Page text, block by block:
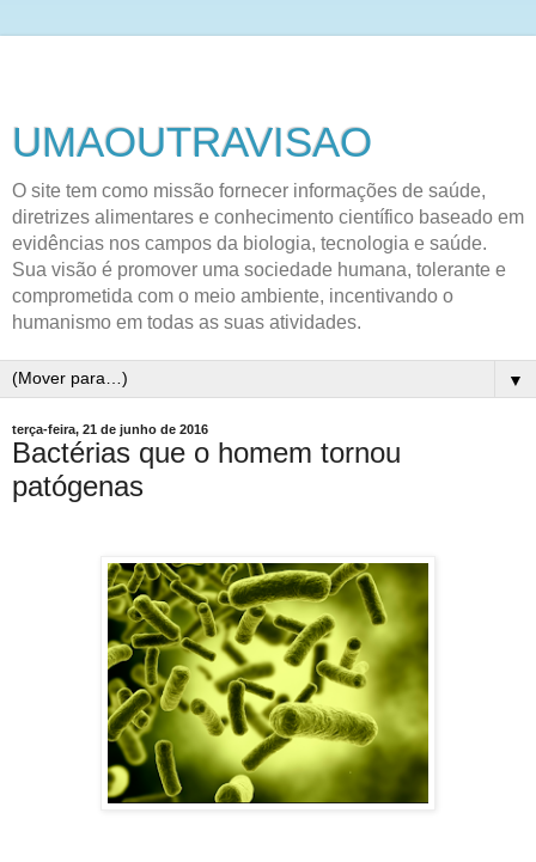
UMAOUTRAVISAO
O site tem como missão fornecer informações de saúde,
diretrizes alimentares e conhecimento científico baseado em
evidências nos campos da biologia, tecnologia e saúde.
Sua visão é promover uma sociedade humana, tolerante e
comprometida com o meio ambiente, incentivando o
humanismo em todas as suas atividades.
▼
terça-feira, 21 de junho de 2016
Bactérias que o homem tornou
patógenas